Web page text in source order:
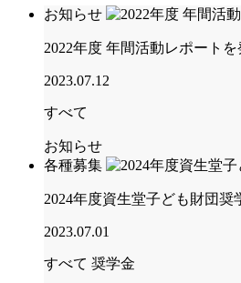
お知らせ
2022年度 年間活動レポート
2023.07.12
すべて
お知らせ
各種募集
2024年度資生堂子ども財
2023.07.01
すべて 奨学金